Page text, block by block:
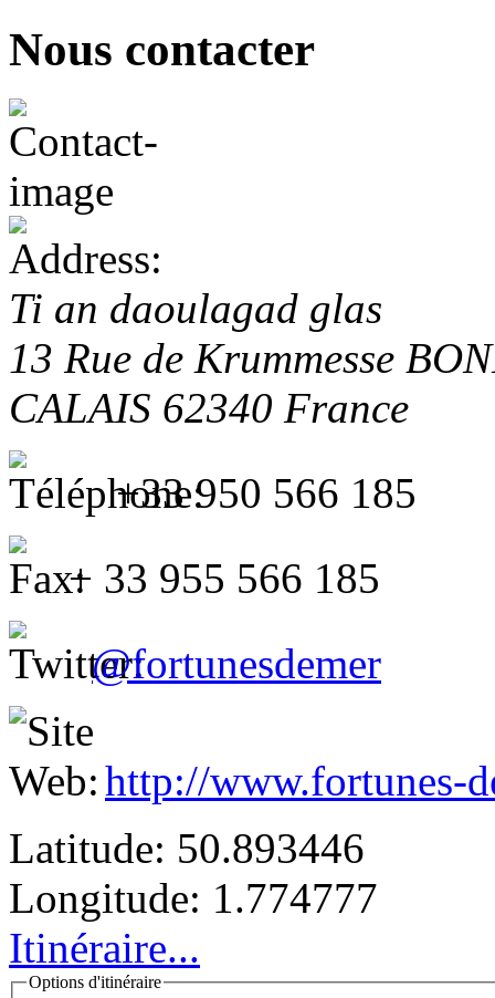
Nous contacter
Ti an daoulagad glas
13 Rue de Krummesse
CALAIS 62340 France
+33 950 566 185
+ 33 955 566 185
@fortunesdemer
http://www.fortunes-
Latitude: 50.893446
Longitude: 1.774777
Itinéraire...
Options d'itinéraire